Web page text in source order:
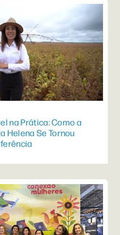
na Prática: Como a
Helena Se Tornou